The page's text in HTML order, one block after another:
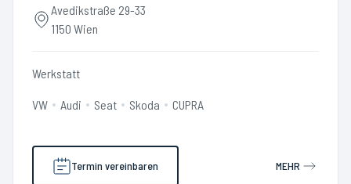
Avedikstraße 29-33
1150 Wien
Werkstatt
VW Audi Seat Skoda CUPRA
Termin vereinbaren MEHR